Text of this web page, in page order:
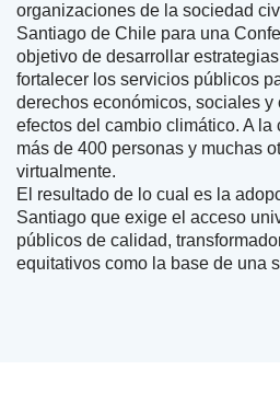
organizaciones de la sociedad
Santiago de Chile para una
objetivo de desarrollar
fortalecer los servicios públicos
derechos económicos, sociales y
efectos del cambio climático. A la
más de 400 personas y muchas
virtualmente.
El resultado de lo cual es la
Santiago que exige el acceso
públicos de calidad,
equitativos como la base de una